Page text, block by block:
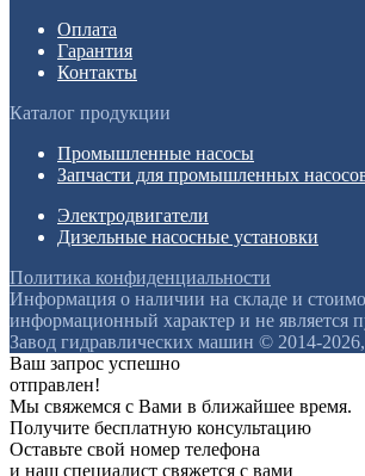
Оплата
Гарантия
Контакты
Каталог продукции
Промышленные насосы
Запчасти для промышленных
Электродвигатели
Дизельные насосные установки
Политика конфиденциальности
Информация о наличии на складе и
информационный характер и не является
Завод гидравлических машин © 2014-
Ваш запрос успешно
отправлен!
Мы свяжемся с Вами в ближайшее время.
Получите бесплатную консультацию
Оставьте свой номер телефона
и наш специалист свяжется с вами